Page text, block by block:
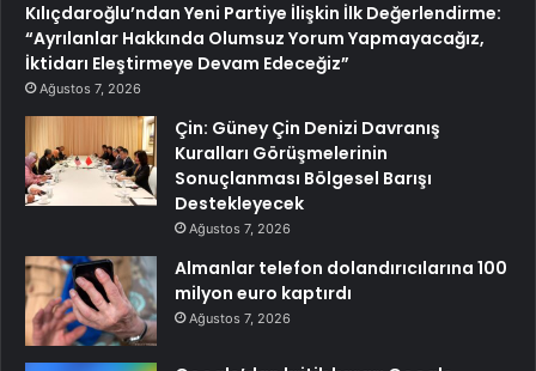
Kılıçdaroğlu’ndan Yeni Partiye İlişkin İlk Değerlendirme:
“Ayrılanlar Hakkında Olumsuz Yorum Yapmayacağız,
İktidarı Eleştirmeye Devam Edeceğiz”
Ağustos 7, 2026
Çin: Güney Çin Denizi Davranış
Kuralları Görüşmelerinin
Sonuçlanması Bölgesel Barışı
Destekleyecek
Ağustos 7, 2026
Almanlar telefon dolandırıcılarına 100
milyon euro kaptırdı
Ağustos 7, 2026